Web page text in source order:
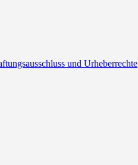
und Urheberrechte